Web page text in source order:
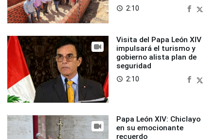
access_time 2:10
Visita del Papa León XIV
impulsará el turismo y
gobierno alista plan de
seguridad
access_time 2:10
Papa León XIV: Chiclayo
en su emocionante
recuerdo